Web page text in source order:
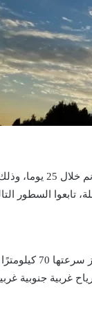
موقع
تابعوا السطور
تواجه عدة ولايات في الجزائر خطرًا من
غربية جنوبية